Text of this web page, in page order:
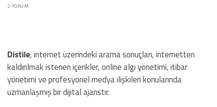
2 YORUM
Distile, internet üzerindeki arama sonuçları, internetten
kaldırılmak istenen içerikler, online algı yönetimi, itibar
yönetimi ve profesyonel medya ilişkileri konularında
uzmanlaşmış bir dijital ajanstır.